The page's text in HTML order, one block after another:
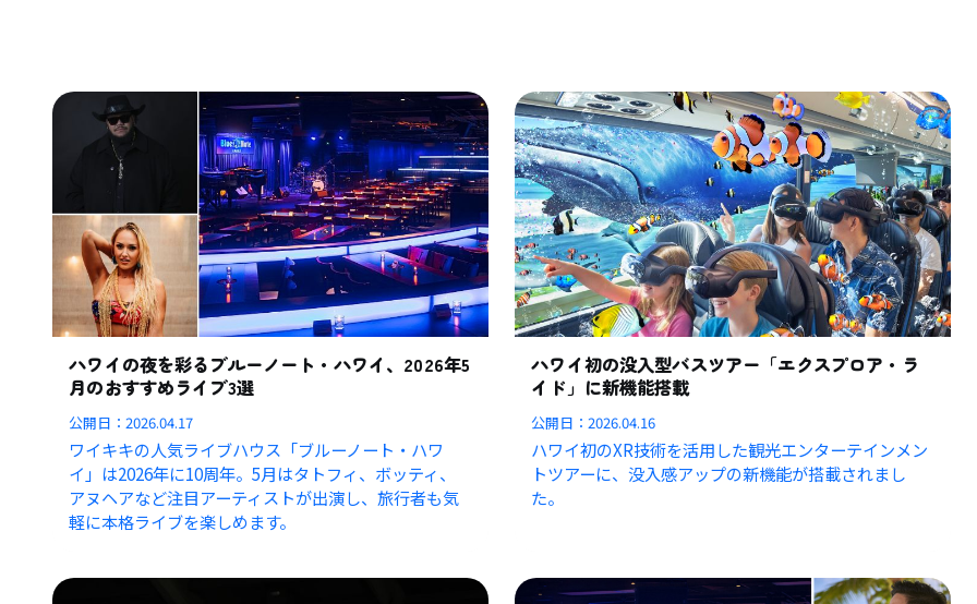
ハワイの夜を彩るブルーノート・ハワイ、2026年5
月のおすすめライブ3選
公開日：2026.04.17
ワイキキの人気ライブハウス「ブルーノート・ハワ
イ」は2026年に10周年。5月はタトフィ、ボッティ、
アヌヘアなど注目アーティストが出演し、旅行者も気
軽に本格ライブを楽しめます。
ハワイ初の没入型バスツアー「エクスプロア・ラ
イド」に新機能搭載
公開日：2026.04.16
ハワイ初のXR技術を活用した観光エンターテインメン
トツアーに、没入感アップの新機能が搭載されまし
た。